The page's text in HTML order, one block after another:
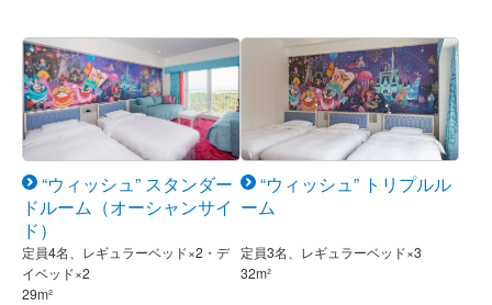
“ウィッシュ” スタンダー
ドルーム（オーシャンサイ
ド）
定員4名、レギュラーベッド×2・デ
イベッド×2
29m²
“ウィッシュ” トリプルル
ーム
定員3名、レギュラーベッド×3
32m²